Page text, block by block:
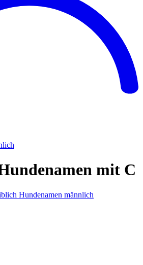
mit C
Hundenamen männlich